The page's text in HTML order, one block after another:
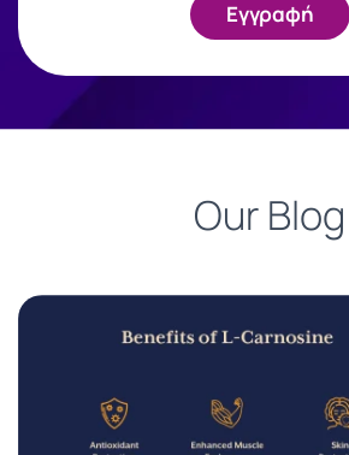
Εγγραφή
Our Blog